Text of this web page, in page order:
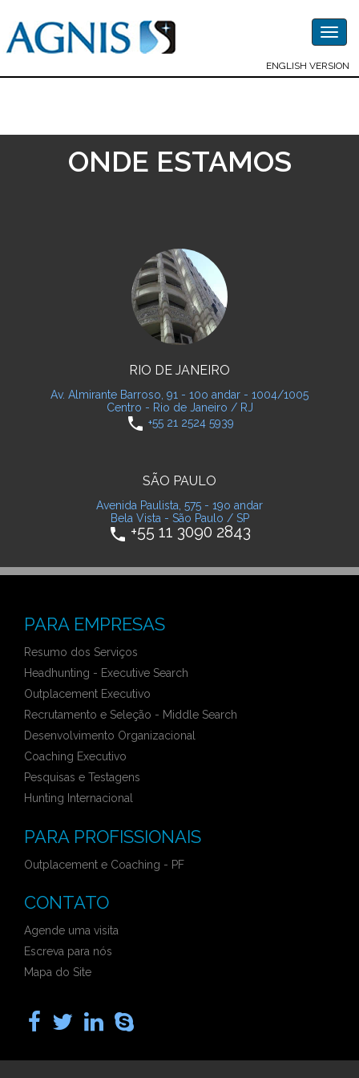
ENGLISH VERSION
ONDE ESTAMOS
RIO DE JANEIRO
Av. Almirante Barroso, 91 - 10o andar - 1004/1005
Centro - Rio de Janeiro / RJ
phone +55 21 2524 5939
SÃO PAULO
Avenida Paulista, 575 - 19o andar
Bela Vista - São Paulo / SP
phone +55 11 3090 2843
PARA EMPRESAS
Resumo dos Serviços
Headhunting - Executive Search
Outplacement Executivo
Recrutamento e Seleção - Middle Search
Desenvolvimento Organizacional
Coaching Executivo
Pesquisas e Testagens
Hunting Internacional
PARA PROFISSIONAIS
Outplacement e Coaching - PF
CONTATO
Agende uma visita
Escreva para nós
Mapa do Site